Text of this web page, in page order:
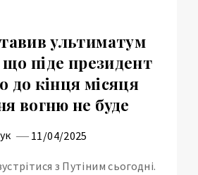
ультиматум
піде президент
кінця місяця
вогню не буде
11/04/2025
з Путіним сьогодні.